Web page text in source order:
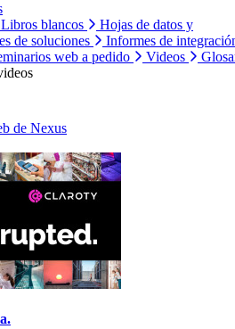
Libros blancos
Hojas de datos y
de soluciones
Informes de
web a pedido Videos
de Nexus